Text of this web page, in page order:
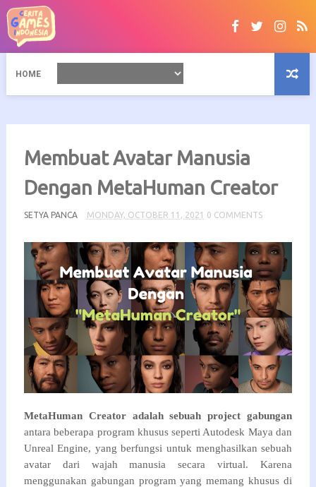
HOME
Membuat Avatar Manusia
Dengan MetaHuman Creator
SETYA PANCA MONDAY, OCTOBER 11, 2021 0 COMMENTS
MetaHuman Creator adalah sebuah project gabungan
antara beberapa program khusus seperti Autodesk Maya dan
Unreal Engine, yang berfungsi untuk menghasilkan sebuah
avatar dari wajah manusia secara virtual. Karena
menggunakan gabungan program yang memang khusus di